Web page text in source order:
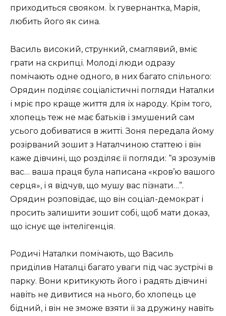
приходиться свояком. Їх гувернантка, Марія,
любить його як сина.
Василь високий, стрункий, смаглявий, вміє
грати на скрипці. Молоді люди одразу
помічають одне одного, в них багато спільного:
Орядин поділяє соціалістичні погляди Наталки
і мріє про краще життя для їх народу. Крім того,
хлопець теж не має батьків і змушений сам
усього добиватися в житті. Зоня передала йому
розірваний зошит з Наталчиною статтею і він
каже дівчині, що розділяє її погляди: “я зрозумів
вас… ваша праця була написана «кров’ю вашого
серця», і я відчув, що мушу вас пізнати…”.
Орядин розповідає, що він соціал-демократ і
просить залишити зошит собі, щоб мати доказ,
що існує ще інтелігенція.
Родичі Наталки помічають, що Василь
приділив Наталці багато уваги під час зустрічі в
парку. Вони критикують його і радять дівчині
навіть не дивитися на нього, бо хлопець це
бідний, і він не зможе взяти її за дружину навіть